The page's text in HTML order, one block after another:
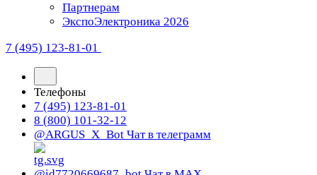
Партнерам
ЭкспоЭлектроника 2026
7 (495) 123-81-01
Телефоны
7 (495) 123-81-01
8 (800) 101-32-12
@ARGUS_X_Bot Чат в телеграмм